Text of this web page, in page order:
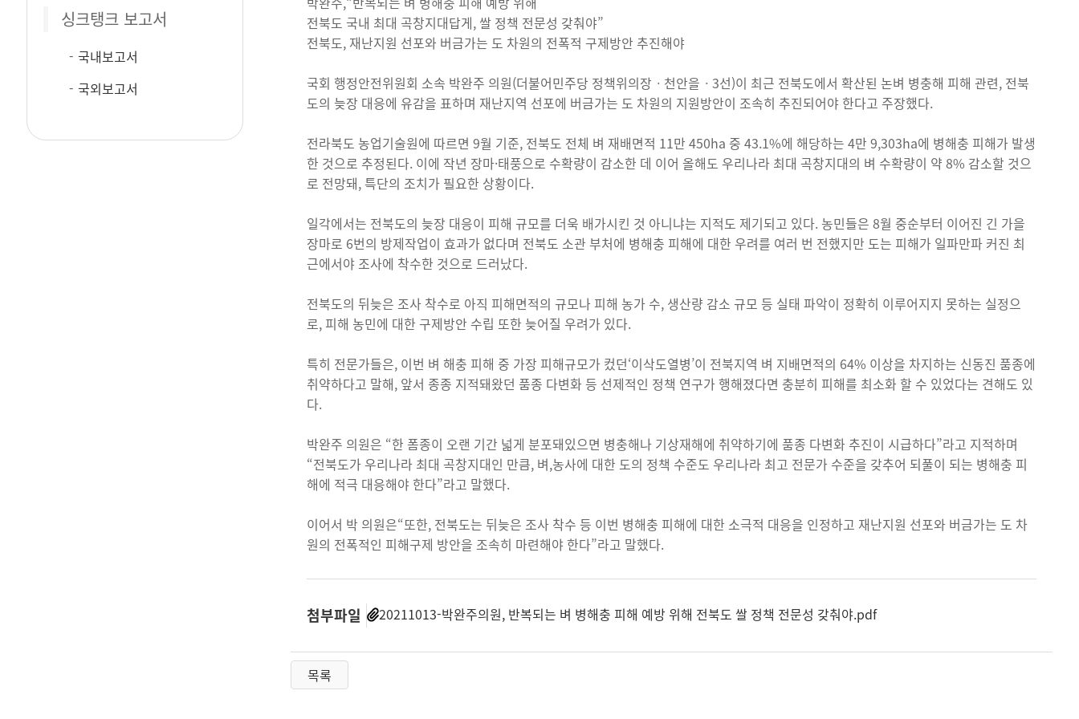
싱크탱크 보고서
국내보고서
국외보고서
전북도 국내 최대 곡창지대답게, 쌀 정책 전문성 갖춰야”
전북도, 재난지원 선포와 버금가는 도 차원의 전폭적 구제방안 추진해야
국회 행정안전위원회 소속 박완주 의원(더불어민주당 정책위의장ㆍ천안을ㆍ3선)이 최근 전북도에서 확산된 논벼 병충해 피해 관련, 전북
도의 늦장 대응에 유감을 표하며 재난지역 선포에 버금가는 도 차원의 지원방안이 조속히 추진되어야 한다고 주장했다.
전라북도 농업기술원에 따르면 9월 기준, 전북도 전체 벼 재배면적 11만 450ha 중 43.1%에 해당하는 4만 9,303ha에 병해충 피해가 발생
한 것으로 추정된다. 이에 작년 장마·태풍으로 수확량이 감소한 데 이어 올해도 우리나라 최대 곡창지대의 벼 수확량이 약 8% 감소할 것으
로 전망돼, 특단의 조치가 필요한 상황이다.
일각에서는 전북도의 늦장 대응이 피해 규모를 더욱 배가시킨 것 아니냐는 지적도 제기되고 있다. 농민들은 8월 중순부터 이어진 긴 가을
장마로 6번의 방제작업이 효과가 없다며 전북도 소관 부처에 병해충 피해에 대한 우려를 여러 번 전했지만 도는 피해가 일파만파 커진 최
근에서야 조사에 착수한 것으로 드러났다.
전북도의 뒤늦은 조사 착수로 아직 피해면적의 규모나 피해 농가 수, 생산량 감소 규모 등 실태 파악이 정확히 이루어지지 못하는 실정으
로, 피해 농민에 대한 구제방안 수립 또한 늦어질 우려가 있다.
특히 전문가들은, 이번 벼 해충 피해 중 가장 피해규모가 컸던‘이삭도열병’이 전북지역 벼 지배면적의 64% 이상을 차지하는 신동진 품종에
취약하다고 말해, 앞서 종종 지적돼왔던 품종 다변화 등 선제적인 정책 연구가 행해졌다면 충분히 피해를 최소화 할 수 있었다는 견해도 있
다.
박완주 의원은 “한 폼종이 오랜 기간 넓게 분포돼있으면 병충해나 기상재해에 취약하기에 품종 다변화 추진이 시급하다”라고 지적하며
“전북도가 우리나라 최대 곡창지대인 만큼, 벼,농사에 대한 도의 정책 수준도 우리나라 최고 전문가 수준을 갖추어 되풀이 되는 병해충 피
해에 적극 대응해야 한다”라고 말했다.
이어서 박 의원은“또한, 전북도는 뒤늦은 조사 착수 등 이번 병해충 피해에 대한 소극적 대응을 인정하고 재난지원 선포와 버금가는 도 차
원의 전폭적인 피해구제 방안을 조속히 마련해야 한다”라고 말했다.
첨부파일 20211013-박완주의원, 반복되는 벼 병해충 피해 예방 위해 전북도 쌀 정책 전문성 갖춰야.pdf
목록